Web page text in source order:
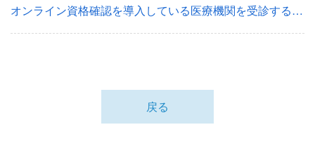
オンライン資格確認を導入している医療機関を受診する際は マイナンバーカードが健康保険証として利用できるようになりました
戻る